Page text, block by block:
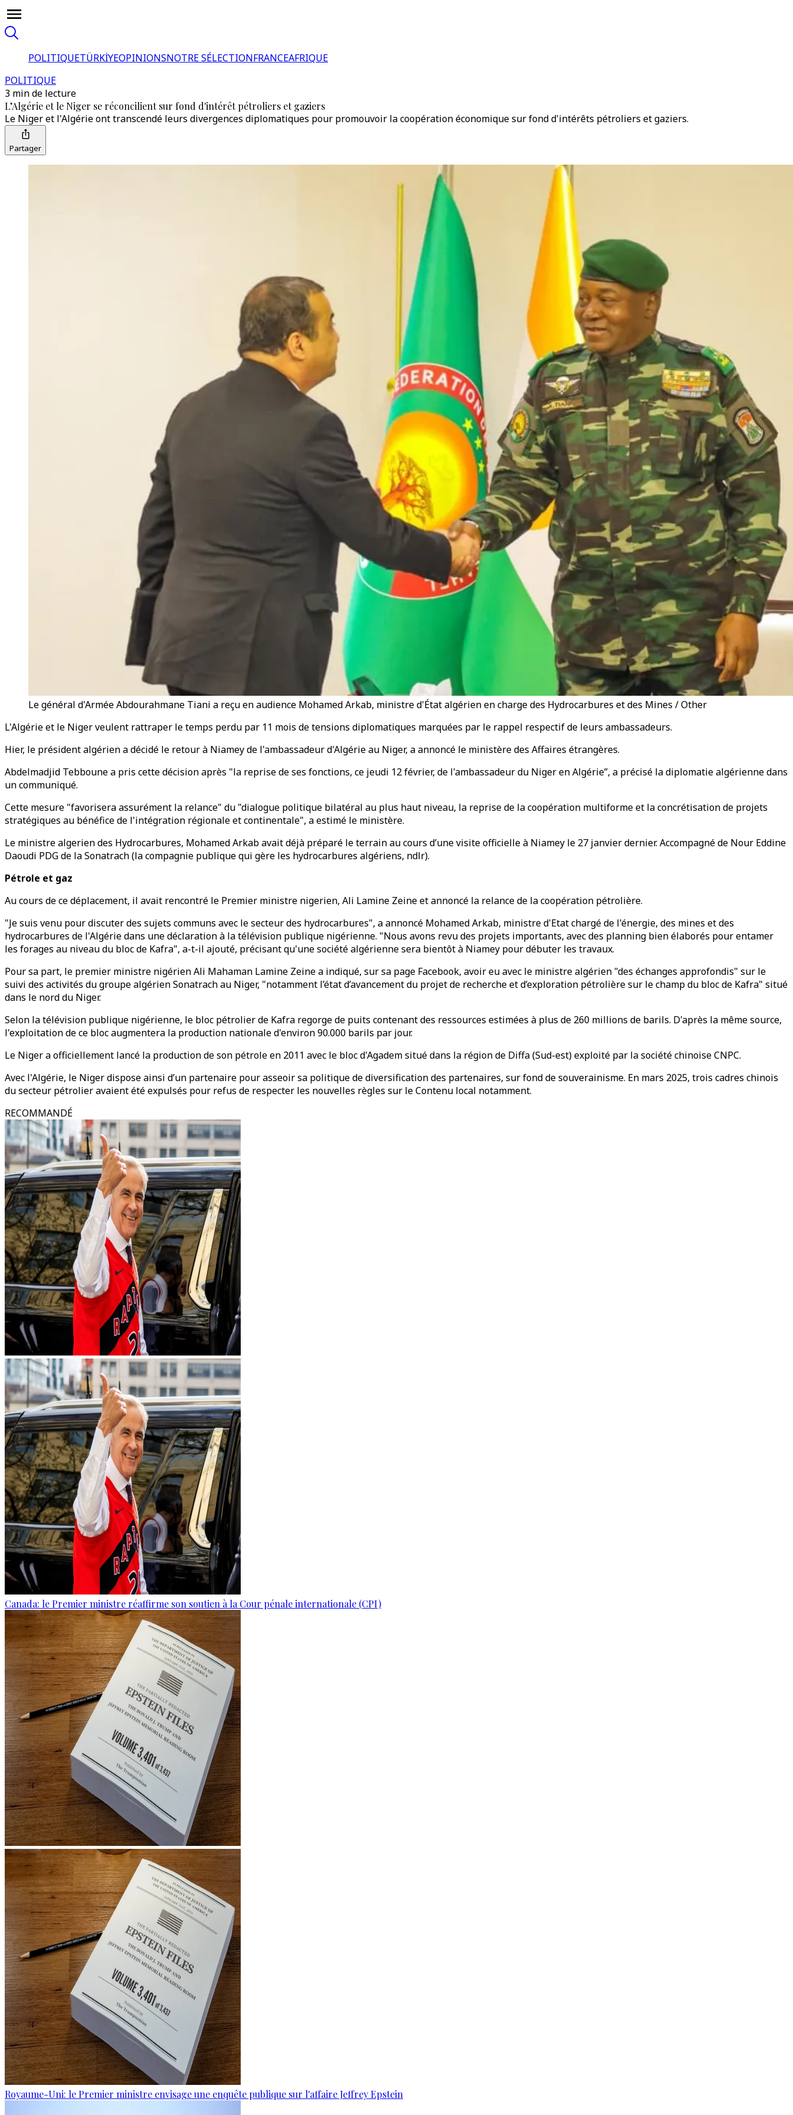
POLITIQUETÜRKİYEOPINIONSNOTRE SÉLECTIONFRANCEAFRIQUE
POLITIQUE
3 min de lecture
L’Algérie et le Niger se réconcilient sur fond d'intérêt pétroliers et gaziers
Le Niger et l'Algérie ont transcendé leurs divergences diplomatiques pour promouvoir la coopération économique sur fond d'intérêts pétroliers et gaziers.
Partager
Le général d'Armée Abdourahmane Tiani a reçu en audience Mohamed Arkab, ministre d'État algérien en charge des Hydrocarbures et des Mines / Other
L'Algérie et le Niger veulent rattraper le temps perdu par 11 mois de tensions diplomatiques marquées par le rappel respectif de leurs ambassadeurs.
Hier, le président algérien a décidé le retour à Niamey de l'ambassadeur d'Algérie au Niger, a annoncé le ministère des Affaires étrangères.
Abdelmadjid Tebboune a pris cette décision après "la reprise de ses fonctions, ce jeudi 12 février, de l'ambassadeur du Niger en Algérie”, a précisé la diplomatie algérienne dans
un communiqué.
Cette mesure "favorisera assurément la relance" du "dialogue politique bilatéral au plus haut niveau, la reprise de la coopération multiforme et la concrétisation de projets
stratégiques au bénéfice de l'intégration régionale et continentale", a estimé le ministère.
Le ministre algerien des Hydrocarbures, Mohamed Arkab avait déjà préparé le terrain au cours d’une visite officielle à Niamey le 27 janvier dernier. Accompagné de Nour Eddine
Daoudi PDG de la Sonatrach (la compagnie publique qui gère les hydrocarbures algériens, ndlr).
Pétrole et gaz
Au cours de ce déplacement, il avait rencontré le Premier ministre nigerien, Ali Lamine Zeine et annoncé la relance de la coopération pétrolière.
"Je suis venu pour discuter des sujets communs avec le secteur des hydrocarbures", a annoncé Mohamed Arkab, ministre d'Etat chargé de l'énergie, des mines et des
hydrocarbures de l'Algérie dans une déclaration à la télévision publique nigérienne. "Nous avons revu des projets importants, avec des planning bien élaborés pour entamer
les forages au niveau du bloc de Kafra", a-t-il ajouté, précisant qu'une société algérienne sera bientôt à Niamey pour débuter les travaux.
Pour sa part, le premier ministre nigérien Ali Mahaman Lamine Zeine a indiqué, sur sa page Facebook, avoir eu avec le ministre algérien "des échanges approfondis" sur le
suivi des activités du groupe algérien Sonatrach au Niger, "notamment l’état d’avancement du projet de recherche et d’exploration pétrolière sur le champ du bloc de Kafra" situé
dans le nord du Niger.
Selon la télévision publique nigérienne, le bloc pétrolier de Kafra regorge de puits contenant des ressources estimées à plus de 260 millions de barils. D'après la même source,
l'exploitation de ce bloc augmentera la production nationale d'environ 90.000 barils par jour.
Le Niger a officiellement lancé la production de son pétrole en 2011 avec le bloc d'Agadem situé dans la région de Diffa (Sud-est) exploité par la société chinoise CNPC.
Avec l'Algérie, le Niger dispose ainsi d’un partenaire pour asseoir sa politique de diversification des partenaires, sur fond de souverainisme. En mars 2025, trois cadres chinois
du secteur pétrolier avaient été expulsés pour refus de respecter les nouvelles règles sur le Contenu local notamment.
RECOMMANDÉ
Canada: le Premier ministre réaffirme son soutien à la Cour pénale internationale (CPI)
Royaume-Uni: le Premier ministre envisage une enquête publique sur l'affaire Jeffrey Epstein